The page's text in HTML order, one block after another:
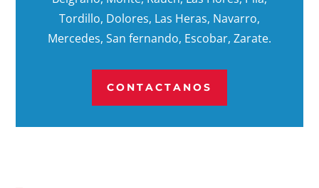
Tordillo, Dolores, Las Heras, Navarro,
Mercedes, San fernando, Escobar, Zarate.
CONTACTANOS